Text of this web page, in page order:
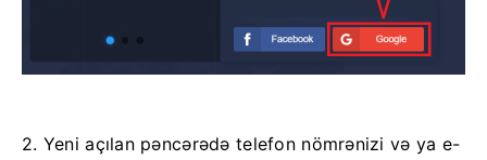
2. Yeni açılan pəncərədə telefon nömrənizi və ya e-